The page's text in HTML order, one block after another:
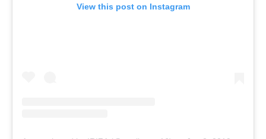
View this post on Instagram